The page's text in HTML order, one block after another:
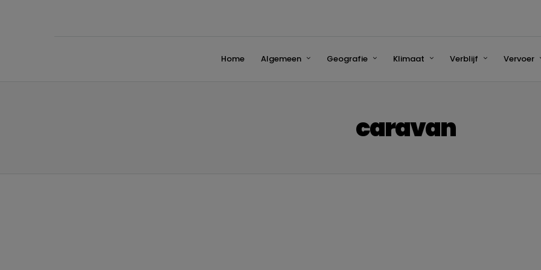
Home Algemeen Geografie Klimaat Verblijf Vervoer
caravan